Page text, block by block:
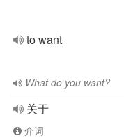
to want
What do you want?
关于
介词